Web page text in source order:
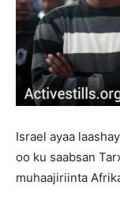
Israel ayaa
oo ku saabsan
muhaajiriinta